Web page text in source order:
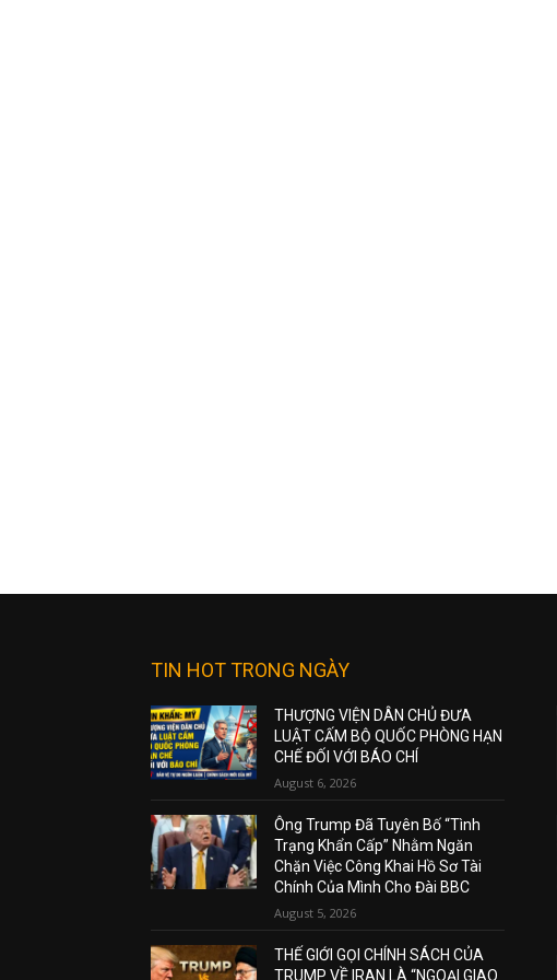
TIN HOT TRONG NGÀY
THƯỢNG VIỆN DÂN CHỦ ĐƯA
LUẬT CẤM BỘ QUỐC PHÒNG HẠN
CHẾ ĐỐI VỚI BÁO CHÍ
August 6, 2026
Ông Trump Đã Tuyên Bố “Tình
Trạng Khẩn Cấp” Nhằm Ngăn
Chặn Việc Công Khai Hồ Sơ Tài
Chính Của Mình Cho Đài BBC
August 5, 2026
THẾ GIỚI GỌI CHÍNH SÁCH CỦA
TRUMP VỀ IRAN LÀ “NGOẠI GIAO